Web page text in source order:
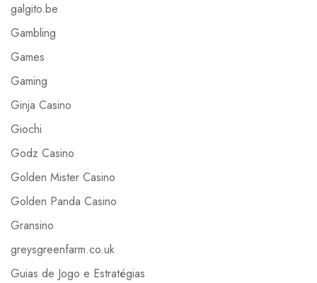
galgito.be
Gambling
Games
Gaming
Ginja Casino
Giochi
Godz Casino
Golden Mister Casino
Golden Panda Casino
Gransino
greysgreenfarm.co.uk
Guias de Jogo e Estratégias